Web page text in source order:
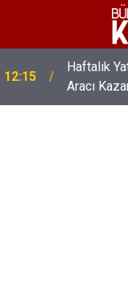
11:30
İmzalandı